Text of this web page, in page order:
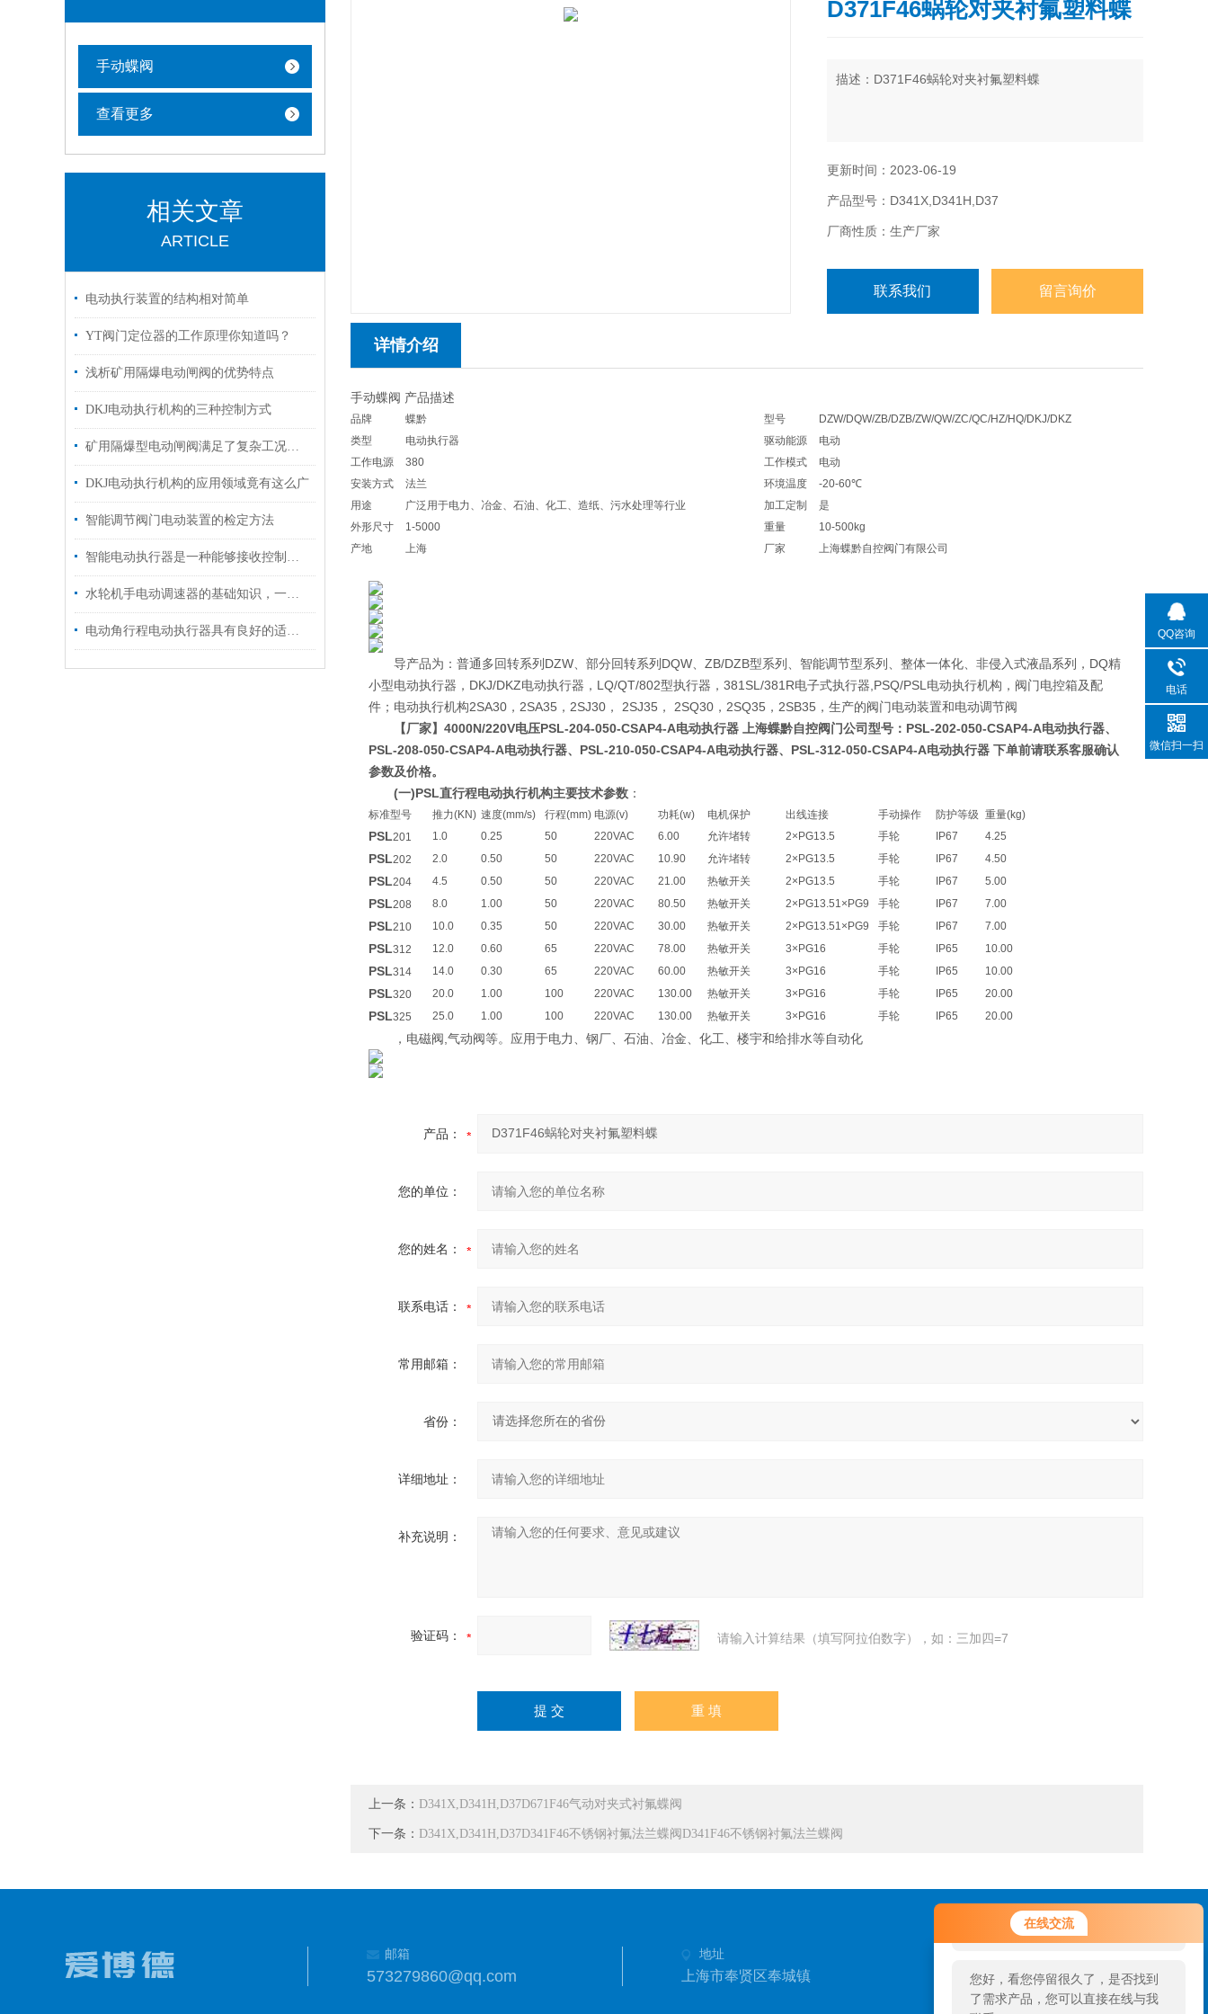
在线交流
您好！欢迎前来咨询，很高兴为您
服务，请问您要咨询什么问题呢？
您好，看您停留很久了，是否找到
了需求产品，您可以直接在线与我
手动蝶阀
查看更多
相关文章
ARTICLE
电动执行装置的结构相对简单
YT阀门定位器的工作原理你知道吗？
浅析矿用隔爆电动闸阀的优势特点
DKJ电动执行机构的三种控制方式
矿用隔爆型电动闸阀满足了复杂工况下的多样化需求
DKJ电动执行机构的应用领域竟有这么广
智能调节阀门电动装置的检定方法
智能电动执行器是一种能够接收控制信号的设备
水轮机手电动调速器的基础知识，一篇搞定
电动角行程电动执行器具有良好的适应性
D371F46蜗轮对夹衬氟塑料蝶
描述：D371F46蜗轮对夹衬氟塑料蝶
更新时间：2023-06-19
产品型号：D341X,D341H,D37
厂商性质：生产厂家
联系我们 留言询价
详情介绍
手动蝶阀 产品描述
品牌 蝶黔 型号
DZW/DQW/ZB/DZB/ZW/QW/ZC/QC/HZ/HQ/DKJ/DKZ
类型
电动执行器 驱动能源
电动
工作电源
380 工作模式
电动
安装方式
法兰 环境温度
-20-60℃
用途
广泛用于电力、冶金、石油、化工、造纸、污水处理等行业 加工定制
是
外形尺寸
1-5000 重量
10-500kg
产地
上海 厂家 上海蝶黔自控阀门有限公司
导产品为：普通多回转系列DZW、部分回转系列DQW、ZB/DZB型系列、智能调节型系列、整体一体化、非侵入式液晶系列，DQ精
小型电动执行器，DKJ/DKZ电动执行器，LQ/QT/802型执行器，381SL/381R电子式执行器,PSQ/PSL电动执行机构，阀门电控箱及配
件；电动执行机构2SA30，2SA35，2SJ30， 2SJ35， 2SQ30，2SQ35，2SB35，生产的阀门电动装置和电动调节阀
【厂家】4000N/220V电压PSL-204-050-CSAP4-A电动执行器 上海蝶黔自控阀门公司型号： PSL-202-050-CSAP4-A电动执行器、
PSL-208-050-CSAP4-A电动执行器、 PSL-210-050-CSAP4-A电动执行器、 PSL-312-050-CSAP4-A电动执行器 下单前请联系客服确认
参数及价格。
(一)PSL直行程电动执行机构主要技术参数 ：
标准型号 推力(KN) 速度(mm/s) 行程(mm) 电源(v) 功耗(w) 电机保护 出线连接 手动操作 防护等级 重量(kg)
PSL201 1.0 0.25 50 220VAC 6.00 允许堵转 2×PG13.5 手轮 IP67 4.25
PSL202 2.0 0.50 50 220VAC 10.90 允许堵转 2×PG13.5 手轮 IP67 4.50
PSL204 4.5 0.50 50 220VAC 21.00 热敏开关 2×PG13.5 手轮 IP67 5.00
PSL208 8.0 1.00 50 220VAC 80.50 热敏开关 2×PG13.51×PG9 手轮 IP67 7.00
PSL210 10.0 0.35 50 220VAC 30.00 热敏开关 2×PG13.51×PG9 手轮 IP67 7.00
PSL312 12.0 0.60 65 220VAC 78.00 热敏开关 3×PG16 手轮 IP65 10.00
PSL314 14.0 0.30 65 220VAC 60.00 热敏开关 3×PG16 手轮 IP65 10.00
PSL320 20.0 1.00 100 220VAC 130.00 热敏开关 3×PG16 手轮 IP65 20.00
PSL325 25.0 1.00 100 220VAC 130.00 热敏开关 3×PG16 手轮 IP65 20.00
，电磁阀,气动阀等。应用于电力、钢厂、石油、冶金、化工、楼宇和给排水等自动化
产品：
您的单位：
您的姓名：
联系电话：
常用邮箱：
省份：
详细地址：
补充说明：
验证码： 请输入计算结果（填写阿拉伯数字），如：三加四=7
上一条： D341X,D341H,D37D671F46气动对夹式衬氟蝶阀
下一条： D341X,D341H,D37D341F46不锈钢衬氟法兰蝶阀D341F46不锈钢衬氟法兰蝶阀
邮箱
573279860@qq.com
地址
上海市奉贤区奉城镇
QQ咨询
电话
微信扫一扫